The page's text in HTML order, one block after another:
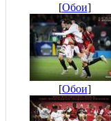
[Обои]
[Обои]